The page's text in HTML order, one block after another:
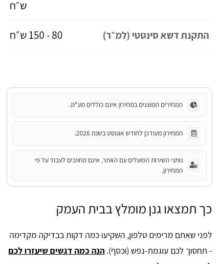
ש״ח
התקנת דשא סינטטי (למ״ר) 80 - 150 ש״ח
המחירים המוצגים במחירון אינם כוללים מע"מ.
המחירון מעודכן לחודש אוגוסט בשנת 2026.
נותני השירות הפועלים עם האתר, אינם מחויבים לעבוד על פי
המחירון.
כך תמצאו גנן מומלץ בבית העמק
לפני שאתם מרימים טלפון, השקיעו כמה דקות בבדיקה מקדימה
- תחסוך לכם עוגמת-נפש (וכסף). הנה כמה דגשים שיעזרו לכם